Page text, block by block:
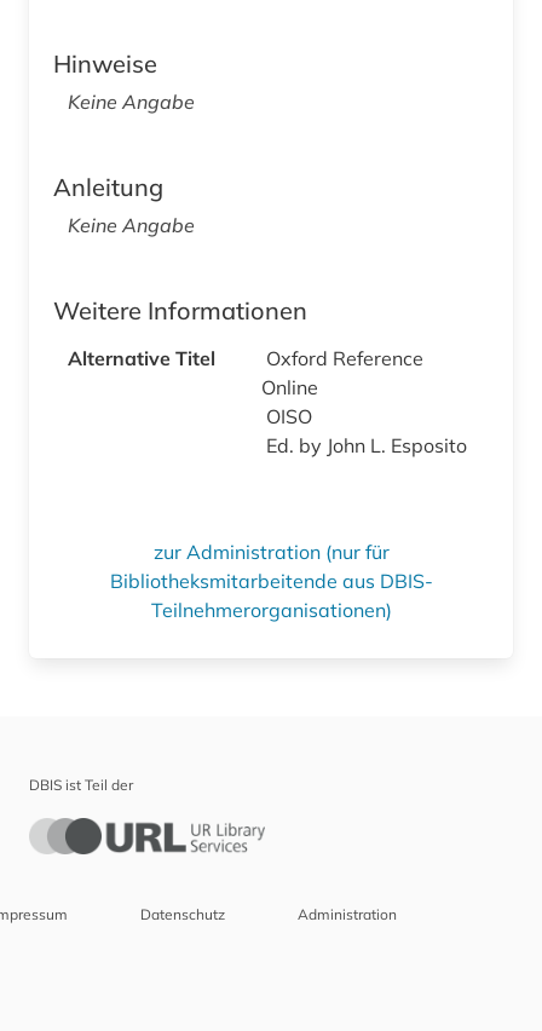
Hinweise
Keine Angabe
Anleitung
Keine Angabe
Weitere Informationen
Alternative Titel
Oxford Reference
Online
OISO
Ed. by John L. Esposito
zur Administration (nur für
Bibliotheksmitarbeitende aus DBIS-
Teilnehmerorganisationen)
DBIS ist Teil der
Datenschutz Administration